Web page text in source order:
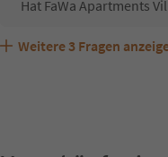
Hat FaWa Apartments
Sind Haustiere in der
Welche Services bietet
Weitere 3 Fragen